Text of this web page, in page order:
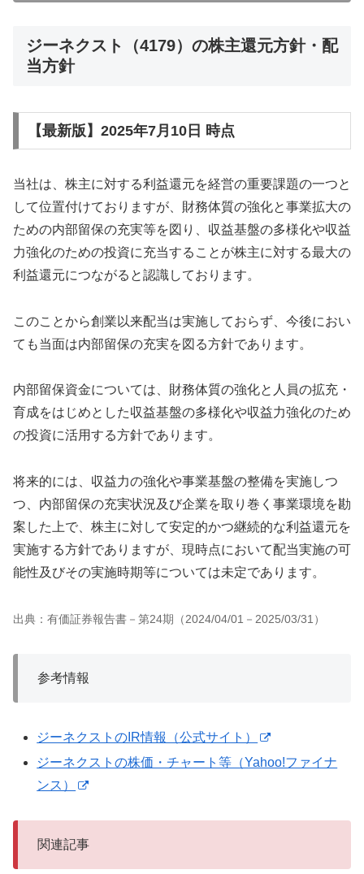
ジーネクスト（4179）の株主還元方針・配
当方針
【最新版】2025年7月10日 時点
当社は、株主に対する利益還元を経営の重要課題の一つと
して位置付けておりますが、財務体質の強化と事業拡大の
ための内部留保の充実等を図り、収益基盤の多様化や収益
力強化のための投資に充当することが株主に対する最大の
利益還元につながると認識しております。
このことから創業以来配当は実施しておらず、今後におい
ても当面は内部留保の充実を図る方針であります。
内部留保資金については、財務体質の強化と人員の拡充・
育成をはじめとした収益基盤の多様化や収益力強化のため
の投資に活用する方針であります。
将来的には、収益力の強化や事業基盤の整備を実施しつ
つ、内部留保の充実状況及び企業を取り巻く事業環境を勘
案した上で、株主に対して安定的かつ継続的な利益還元を
実施する方針でありますが、現時点において配当実施の可
能性及びその実施時期等については未定であります。
出典：有価証券報告書－第24期（2024/04/01－2025/03/31）
参考情報
ジーネクストのIR情報（公式サイト）
ジーネクストの株価・チャート等（Yahoo!ファイナ
ンス）
関連記事